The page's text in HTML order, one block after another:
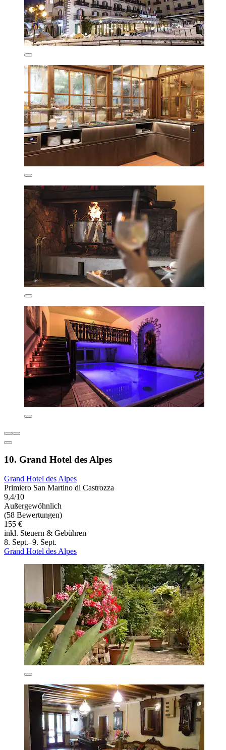
10. Grand Hotel des Alpes
Grand Hotel des Alpes
Primiero San Martino di Castrozza
9,4/10
Außergewöhnlich
(58 Bewertungen)
155 €
inkl. Steuern & Gebühren
8. Sept.–9. Sept.
Grand Hotel des Alpes